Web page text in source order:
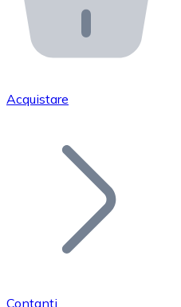
API Bitnovo
Integra la nostra API
Unisciti alla nostra rete
Aggiungi il token del
Acquistare
Contanti